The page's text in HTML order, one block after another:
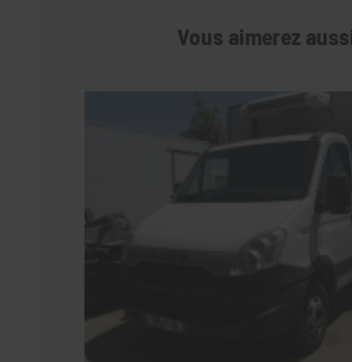
Vous aimerez aussi